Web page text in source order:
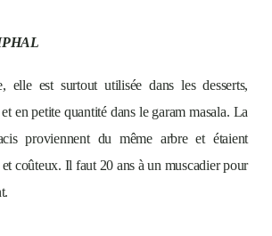
elle est surtout utilisée dans les desserts,
en petite quantité dans le garam masala. La
proviennent du même arbre et étaient
coûteux. Il faut 20 ans à un muscadier pour